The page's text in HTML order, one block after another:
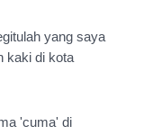
yang saya
kaki di kota
'cuma' di